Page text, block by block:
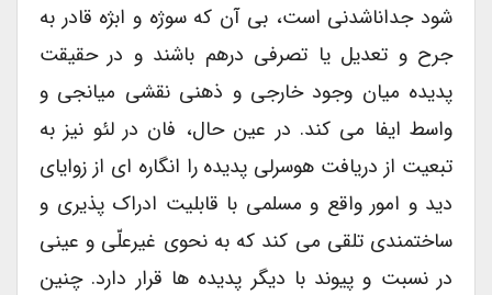
شود جداناشدنی است، بی آن که سوژه و ابژه قادر به
جرح و تعدیل یا تصرفی درهم باشند و در حقیقت
پدیده میان وجود خارجی و ذهنی نقشی میانجی و
واسط ایفا می کند. در عین حال، فان در لئو نیز به
تبعیت از دریافت هوسرلی پدیده را انگاره ای از زوایای
دید و امور واقع و مسلمی با قابلیت ادراک پذیری و
ساختمندی تلقی می کند که به نحوی غیرعلّی و عینی
در نسبت و پیوند با دیگر پدیده ها قرار دارد. چنین